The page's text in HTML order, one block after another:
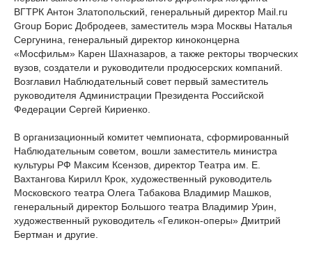
ВГТРК Антон Златопольский, генеральный директор Mail.ru
Group Борис Добродеев, заместитель мэра Москвы Наталья
Сергунина, генеральный директор киноконцерна
«Мосфильм» Карен Шахназаров, а также ректоры творческих
вузов, создатели и руководители продюсерских компаний.
Возглавил Наблюдательный совет первый заместитель
руководителя Администрации Президента Российской
Федерации Сергей Кириенко.
В организационный комитет чемпионата, сформированный
Наблюдательным советом, вошли заместитель министра
культуры РФ Максим Ксензов, директор Театра им. Е.
Вахтангова Кирилл Крок, художественный руководитель
Московского театра Олега Табакова Владимир Машков,
генеральный директор Большого театра Владимир Урин,
художественный руководитель «Геликон-оперы» Дмитрий
Бертман и другие.